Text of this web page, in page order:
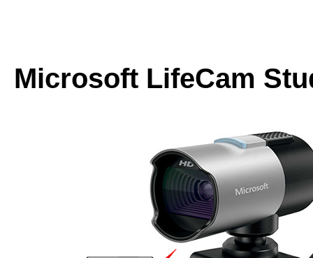
Microsoft LifeCam